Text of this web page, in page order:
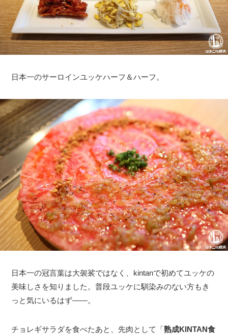
日本一のサーロインユッケハーフ＆ハーフ。
日本一の冠言葉は大袈裟ではなく、kintanで初めてユッケの
美味しさを知りました。普段ユッケに馴染みのない方もき
っと気にいるはず――。
チョレギサラダを食べたあと、先肉として「熟成KINTAN食